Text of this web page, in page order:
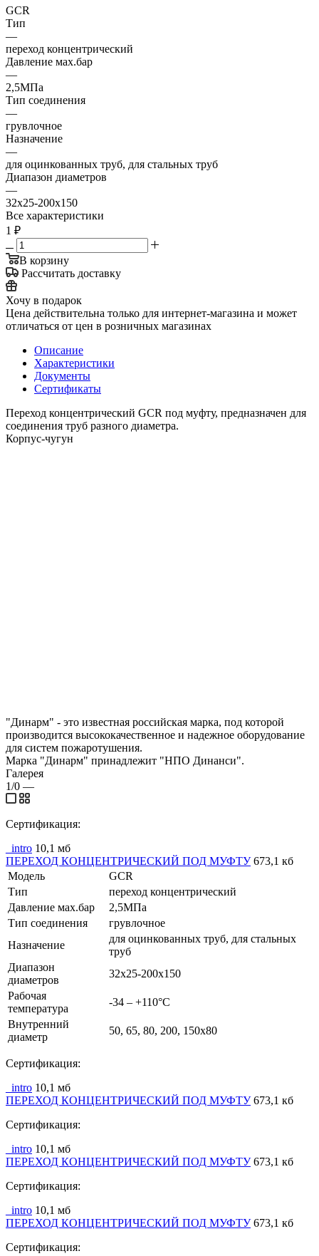
GCR
Тип
—
переход концентрический
Давление мах.бар
—
2,5МПа
Тип соединения
—
грувлочное
Назначение
—
для оцинкованных труб, для стальных труб
Диапазон диаметров
—
32x25-200x150
Все характеристики
1 ₽
В корзину
Рассчитать доставку
Хочу в подарок
Цена действительна только для интернет-магазина и может
отличаться от цен в розничных магазинах
Описание
Характеристики
Документы
Сертификаты
Переход концентрический GCR под муфту, предназначен для
соединения труб разного диаметра.
Корпус-чугун
"Динарм" - это известная российская марка, под которой
производится высококачественное и надежное оборудование
для систем пожаротушения.
Марка "Динарм" принадлежит "НПО Динанси".
Галерея
1/0 —
Сертификация:
_intro 10,1 мб
ПЕРЕХОД КОНЦЕНТРИЧЕСКИЙ ПОД МУФТУ 673,1 кб
Модель
GCR
Тип
переход концентрический
Давление мах.бар
2,5МПа
Тип соединения
грувлочное
Назначение
для оцинкованных труб, для стальных
труб
Диапазон
диаметров
32x25-200x150
Рабочая
температура
-34 – +110°С
Внутренний
диаметр
50, 65, 80, 200, 150x80
Сертификация:
_intro 10,1 мб
ПЕРЕХОД КОНЦЕНТРИЧЕСКИЙ ПОД МУФТУ 673,1 кб
Сертификация:
_intro 10,1 мб
ПЕРЕХОД КОНЦЕНТРИЧЕСКИЙ ПОД МУФТУ 673,1 кб
Сертификация:
_intro 10,1 мб
ПЕРЕХОД КОНЦЕНТРИЧЕСКИЙ ПОД МУФТУ 673,1 кб
Сертификация: